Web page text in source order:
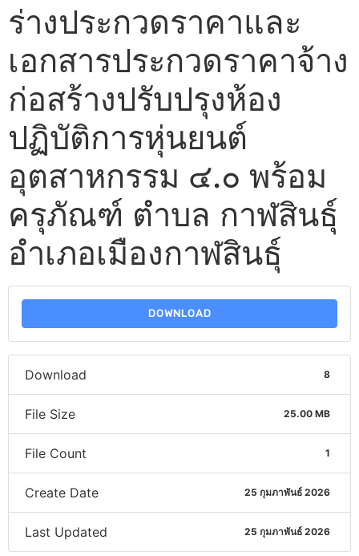
ร่างประกวดราคาและ
เอกสารประกวดราคาจ้าง
ก่อสร้างปรับปรุงห้อง
ปฏิบัติการหุ่นยนต์
อุตสาหกรรม ๔.๐ พร้อม
ครุภัณฑ์ ตำบล กาฬสินธุ์
อำเภอเมืองกาฬสินธุ์
DOWNLOAD
Download 8
File Size 25.00 MB
File Count 1
Create Date 25 กุมภาพันธ์ 2026
Last Updated 25 กุมภาพันธ์ 2026